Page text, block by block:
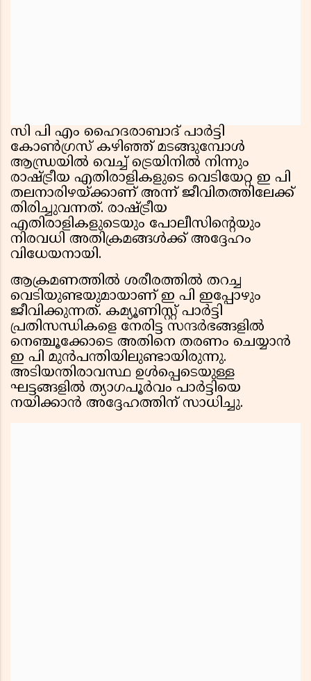
സി പി എം ഹൈദരാബാദ് പാർട്ടി
കോൺഗ്രസ് കഴിഞ്ഞ് മടങ്ങുമ്പോൾ
ആന്ധ്രയിൽ വെച്ച് ട്രെയിനിൽ നിന്നും
രാഷ്ട്രീയ എതിരാളികളുടെ വെടിയേറ്റ ഇ പി
തലനാരിഴയ്ക്കാണ് അന്ന് ജീവിതത്തിലേക്ക്
തിരിച്ചുവന്നത്. രാഷ്ട്രീയ
എതിരാളികളുടെയും പോലീസിന്റെയും
നിരവധി അതിക്രമങ്ങൾക്ക് അദ്ദേഹം
വിധേയനായി.
ആക്രമണത്തിൽ ശരീരത്തിൽ തറച്ച
വെടിയുണ്ടയുമായാണ് ഇ പി ഇപ്പോഴും
ജീവിക്കുന്നത്. കമ്യൂണിസ്റ്റ് പാർട്ടി
പ്രതിസന്ധികളെ നേരിട്ട സന്ദർഭങ്ങളിൽ
നെഞ്ചൂക്കോടെ അതിനെ തരണം ചെയ്യാൻ
ഇ പി മുൻപന്തിയിലുണ്ടായിരുന്നു.
അടിയന്തിരാവസ്ഥ ഉൾപ്പെടെയുള്ള
ഘട്ടങ്ങളിൽ ത്യാഗപൂർവം പാർട്ടിയെ
നയിക്കാൻ അദ്ദേഹത്തിന് സാധിച്ചു.